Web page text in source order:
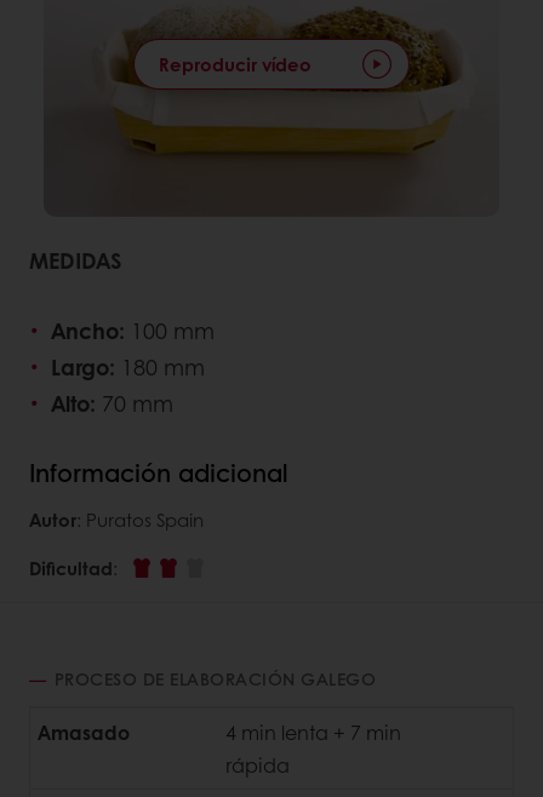
Reproducir vídeo
MEDIDAS
Ancho: 100 mm
Largo: 180 mm
Alto: 70 mm
Información adicional
Autor: Puratos Spain
Dificultad:
PROCESO DE ELABORACIÓN GALEGO
Amasado
4 min lenta + 7 min
rápida